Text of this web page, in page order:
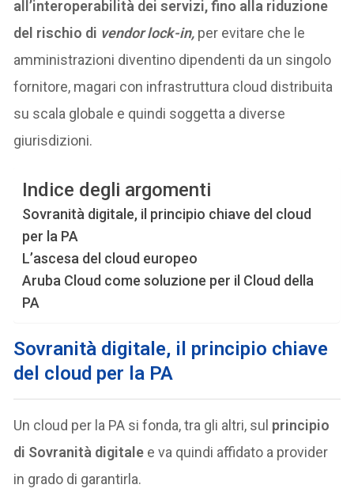
all’interoperabilità dei servizi, fino alla riduzione
del rischio di vendor lock-in, per evitare che le
amministrazioni diventino dipendenti da un singolo
fornitore, magari con infrastruttura cloud distribuita
su scala globale e quindi soggetta a diverse
giurisdizioni.
Indice degli argomenti
Sovranità digitale, il principio chiave del cloud
per la PA
L’ascesa del cloud europeo
Aruba Cloud come soluzione per il Cloud della
PA
Sovranità digitale, il principio chiave
del cloud per la PA
Un cloud per la PA si fonda, tra gli altri, sul principio
di Sovranità digitale e va quindi affidato a provider
in grado di garantirla.